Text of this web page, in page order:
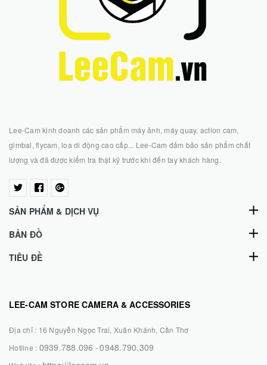
Lee-Cam kinh doanh các sản phẩm máy ảnh, máy quay, action cam,
gimbal, flycam, loa di động cao cấp... Lee-Cam đảm bảo sản phẩm chất
lượng và đã được kiểm tra thật kỹ trước khi đến tay khách hàng.
SẢN PHẨM & DỊCH VỤ
BẢN ĐỒ
TIÊU ĐỀ
LEE-CAM STORE CAMERA & ACCESSORIES
Địa chỉ : 16 Nguyễn Ngọc Trai, Xuân Khánh, Cần Thơ
Hotline : 0939.788.096 -0948.790.309